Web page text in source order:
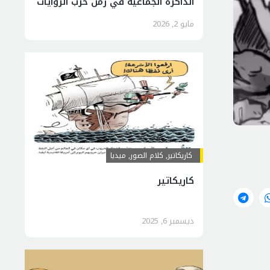
مايو 2, 2026
کاریکاتیر, کلام الصور, ميديا
کاریکاتیر
ديسمبر 6, 2025